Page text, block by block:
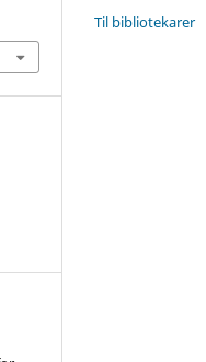
Til bibliotekarer